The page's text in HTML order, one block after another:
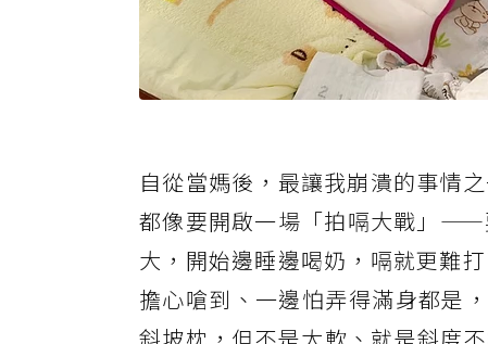
自從當媽後，最讓我崩潰的事情
都像要開啟一場「拍嗝大戰」——
大，開始邊睡邊喝奶，嗝就更難
擔心嗆到、一邊怕弄得滿身都是